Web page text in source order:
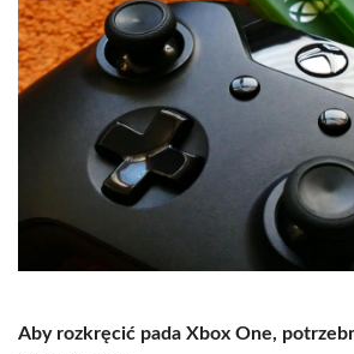
Aby rozkręcić pada Xbox One,